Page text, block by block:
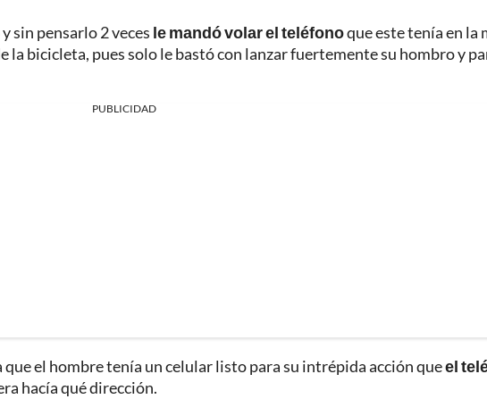
sin pensarlo 2 veces le mandó volar el teléfonoque este tenía en la
la bicicleta, pues solo le bastó con lanzar fuertemente su hombro y
PUBLICIDAD
el hombre tenía un celular listo para su intrépida acción queel
hacía qué dirección.